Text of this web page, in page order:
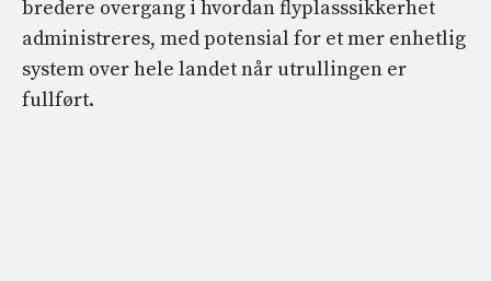
bredere overgang i hvordan flyplasssikkerhet
administreres, med potensial for et mer enhetlig
system over hele landet når utrullingen er
fullført.